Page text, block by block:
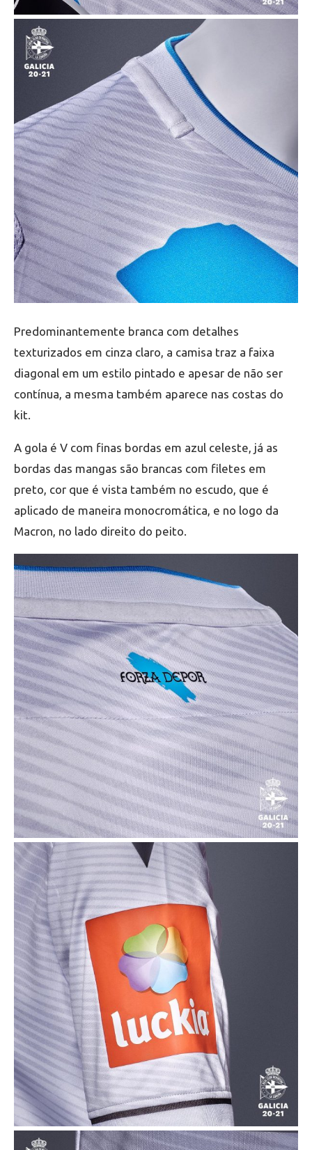
Predominantemente branca com detalhes
texturizados em cinza claro, a camisa traz a faixa
diagonal em um estilo pintado e apesar de não ser
contínua, a mesma também aparece nas costas do
kit.
A gola é V com finas bordas em azul celeste, já as
bordas das mangas são brancas com filetes em
preto, cor que é vista também no escudo, que é
aplicado de maneira monocromática, e no logo da
Macron, no lado direito do peito.